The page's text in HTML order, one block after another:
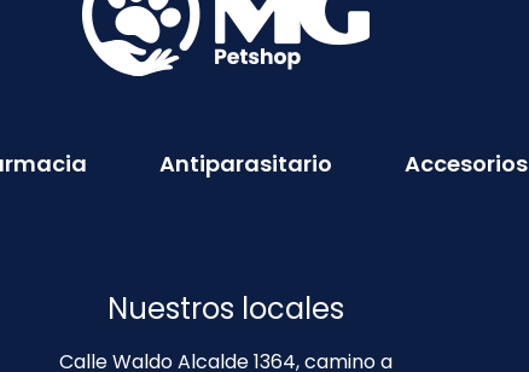
Antiparasitario Accesorios
Nuestros locales
Calle Waldo Alcalde 1364, camino a